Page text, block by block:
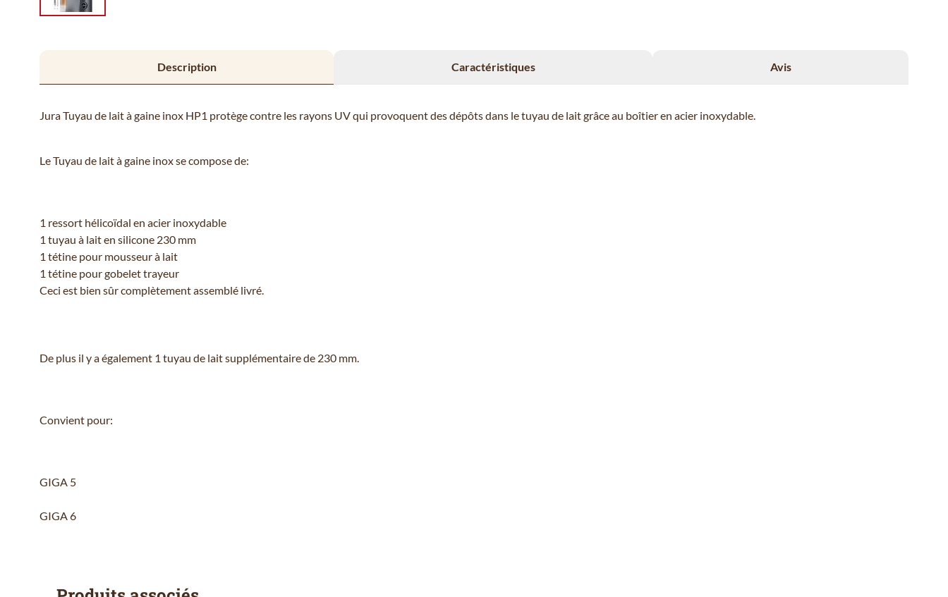
Description Caractéristiques Avis
Jura Tuyau de lait à gaine inox HP1 protège contre les rayons UV qui provoquent des dépôts dans le tuyau de lait grâce au boîtier en acier inoxydable.
Le Tuyau de lait à gaine inox se compose de:
1 ressort hélicoïdal en acier inoxydable
1 tuyau à lait en silicone 230 mm
1 tétine pour mousseur à lait
1 tétine pour gobelet trayeur
Ceci est bien sûr complètement assemblé livré.
De plus il y a également 1 tuyau de lait supplémentaire de 230 mm.
Convient pour:
GIGA 5
GIGA 6